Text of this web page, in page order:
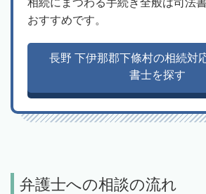
おすすめです。
長野 下伊那郡下條村の相続対
書士を探す
弁護士への相談の流れ